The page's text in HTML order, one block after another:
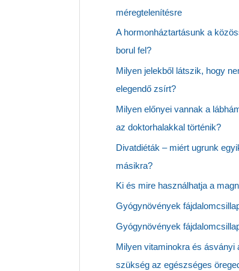
méregtelenítésre
A hormonháztartásunk a
borul fel?
Milyen jelekből látszik, hogy
elegendő zsírt?
Milyen előnyei vannak a
az doktorhalakkal történik?
Divatdiéták – miért ugrunk
másikra?
Ki és mire használhatja a
Gyógynövények
Gyógynövények
Milyen vitaminokra és ásványi
szükség az egészséges